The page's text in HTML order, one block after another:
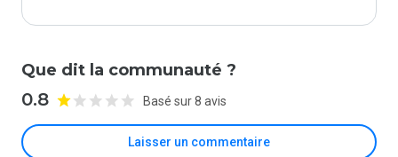
Que dit la communauté ?
0.8 Basé sur 8 avis
Laisser un commentaire